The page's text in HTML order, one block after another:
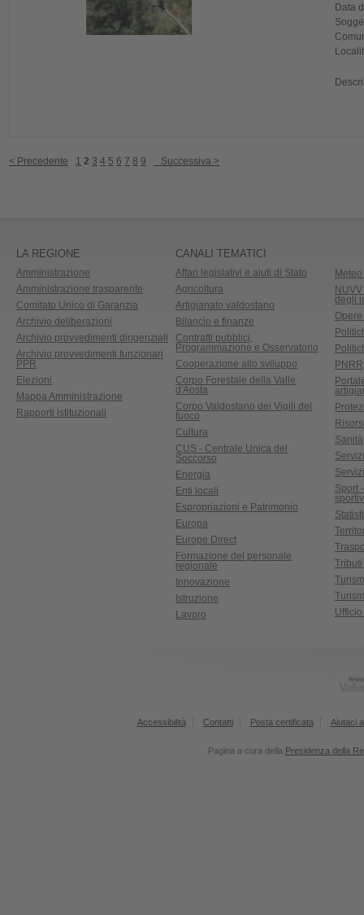
Data
< Precedente 1 2 3 4 5 6 7 8 9 Successiva >
LA REGIONE
Amministrazione
Amministrazione trasparente
Comitato Unico di Garanzia
Archivio deliberazioni
Archivio provvedimenti dirigenziali
Archivio provvedimenti funzionari
PPR
Elezioni
Mappa Amministrazione
Rapporti istituzionali
CANALI TEMATICI
Affari legislativi e aiuti di Stato
Agricoltura
Artigianato valdostano
Bilancio e finanze
Contratti pubblici,
Programmazione e Osservatorio
Cooperazione allo sviluppo
Corpo Forestale della Valle
d'Aosta
Corpo Valdostano dei Vigili del
fuoco
Cultura
CUS - Centrale Unica del
Soccorso
Energia
Enti locali
Espropriazioni e Patrimonio
Europa
Europe Direct
Formazione del personale
regionale
Innovazione
Istruzione
Lavoro
degli
PNRR
Sanità
Sport
Accessibilità Contatti Posta certificata Aiutaci
Pagina a cura della Presidenza della